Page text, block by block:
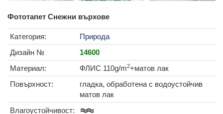
Фототапет Снежни върхове
Категория:
Природа
Дизайн №
14600
Материал:
ФЛИС 110g/m2+матов лак
Повърхност:
гладка, обработена с водоустойчив
матов лак
Влагоустойчивост: